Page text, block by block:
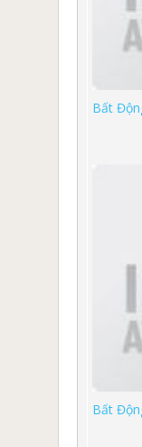
Bất
Bất